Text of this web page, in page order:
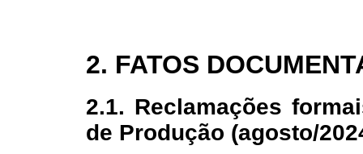
2. FATOS
2.1. Reclamações
de Produção (agosto/